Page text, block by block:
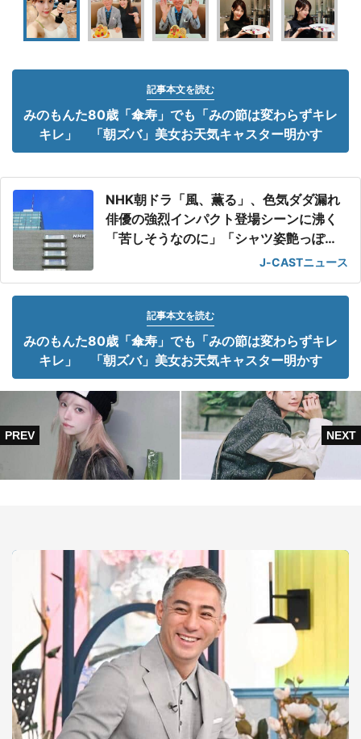
記事本文を読む
みのもんた80歳「傘寿」でも「みの節は変わらずキレ
キレ」 「朝ズバ」美女お天気キャスター明かす
NHK朝ドラ「風、薫る」、色気ダダ漏れ
俳優の強烈インパクト登場シーンに沸く
「苦しそうなのに」「シャツ姿艶っぽ
J-CASTニュース
記事本文を読む
みのもんた80歳「傘寿」でも「みの節は変わらずキレ
キレ」 「朝ズバ」美女お天気キャスター明かす